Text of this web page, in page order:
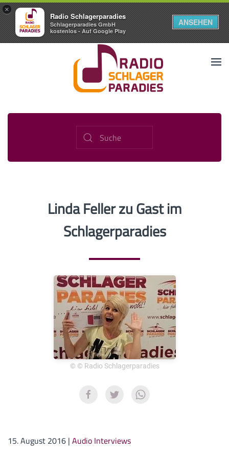
×
Radio Schlagerparadies
Schlagerparadies GmbH
kostenlos - Auf Google Play
ANSEHEN
Linda Feller zu Gast im
Schlagerparadies
© © Radio Schlagerparadies
15. August 2016 | Audio Interviews